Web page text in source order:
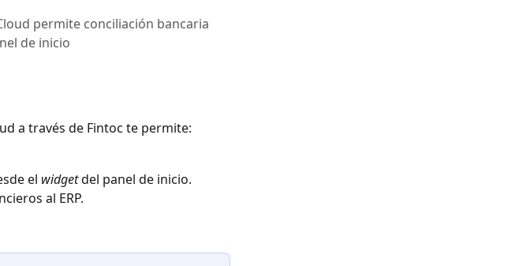
permite conciliación bancaria
de inicio
a través de Fintoc te permite:
el widget del panel de inicio.
al ERP.